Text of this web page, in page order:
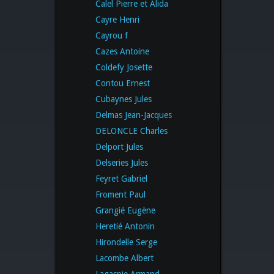
Calel Pierre et Alida
Cayre Henri
Cayrou f
Cazes Antoine
Coldefy Josette
Contou Ernest
Cubaynes Jules
Delmas Jean-Jacques
DELONCLE Charles
Delport Jules
Delseries Jules
Feyret Gabriel
Froment Paul
Grangié Eugène
Heretié Antonin
Hirondelle Serge
Lacombe Albert